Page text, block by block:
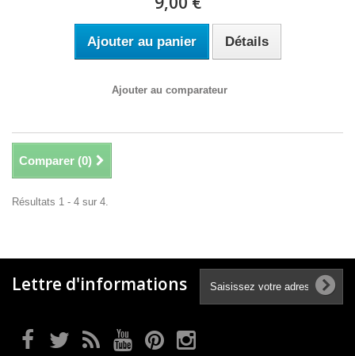
Ajouter au panier Détails
Ajouter au comparateur
Comparer (0)
Résultats 1 - 4 sur 4.
Lettre d'informations